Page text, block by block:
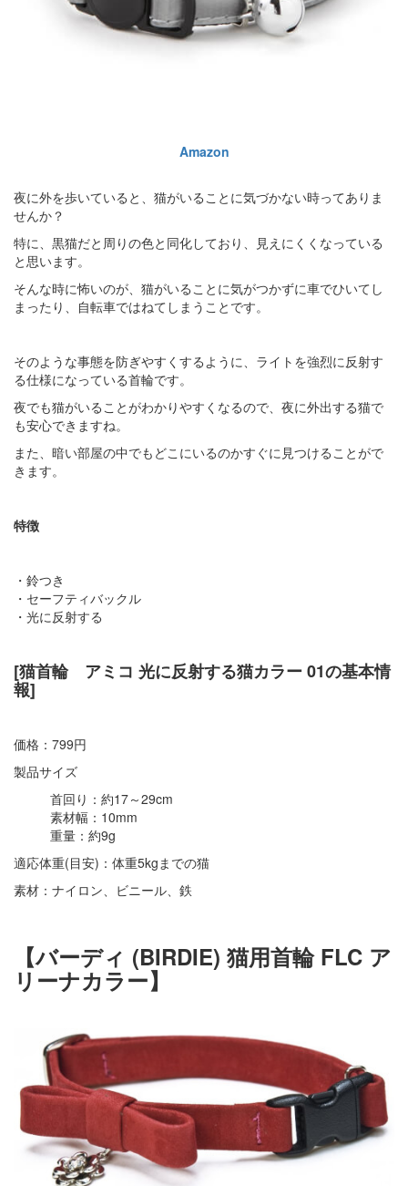
Amazon
夜に外を歩いていると、猫がいることに気づかない時ってありま
せんか？
特に、黒猫だと周りの色と同化しており、見えにくくなっている
と思います。
そんな時に怖いのが、猫がいることに気がつかずに車でひいてし
まったり、自転車ではねてしまうことです。
そのような事態を防ぎやすくするように、ライトを強烈に反射す
る仕様になっている首輪です。
夜でも猫がいることがわかりやすくなるので、夜に外出する猫で
も安心できますね。
また、暗い部屋の中でもどこにいるのかすぐに見つけることがで
きます。
特徴
・鈴つき
・セーフティバックル
・光に反射する
[猫首輪 アミコ 光に反射する猫カラー 01の基本情
報]
価格：799円
製品サイズ
首回り：約17～29cm
素材幅：10mm
重量：約9g
適応体重(目安)：体重5kgまでの猫
素材：ナイロン、ビニール、鉄
【バーディ (BIRDIE) 猫用首輪 FLC ア
リーナカラー】